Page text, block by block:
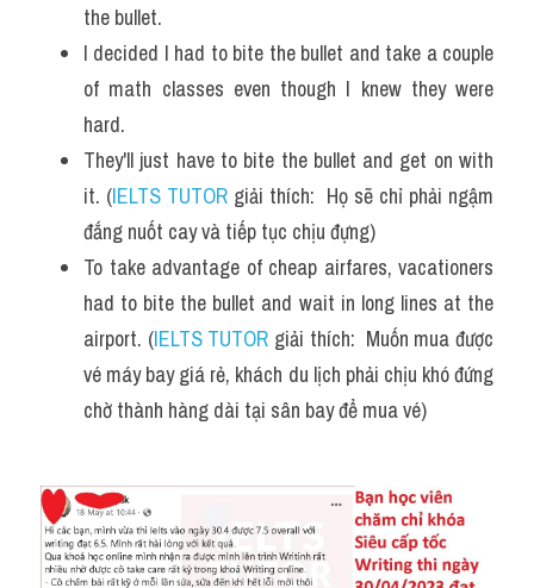
the bullet.
I decided I had to bite the bullet and take a couple
of math classes even though I knew they were
hard.
They'll just have to bite the bullet and get on with
it. (IELTS TUTOR giải thích:  Họ sẽ chỉ phải ngậm
đắng nuốt cay và tiếp tục chịu đựng)
To take advantage of cheap airfares, vacationers
had to bite the bullet and wait in long lines at the
airport. (IELTS TUTOR giải thích:  Muốn mua được
vé máy bay giá rẻ, khách du lịch phải chịu khó đứng
chờ thành hàng dài tại sân bay để mua vé)